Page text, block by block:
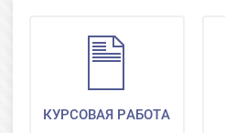
КУРСОВАЯ РАБОТА